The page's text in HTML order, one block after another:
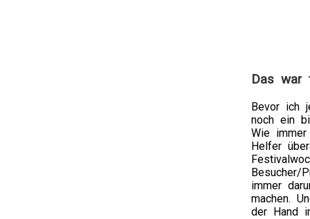
Das war
Bevor ich
noch ein
Wie immer
Helfer
Besucher/
immer
machen.
der Hand